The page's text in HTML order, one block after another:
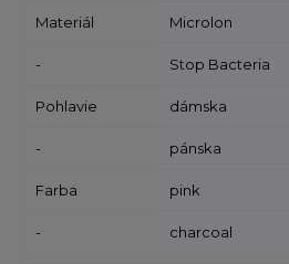
Materiál Microlon
- Stop Bacteria
Pohlavie dámska
- pánska
Farba pink
- charcoal